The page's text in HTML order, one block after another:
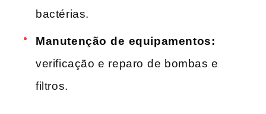
bactérias.
Manutenção ⁢de⁢ equipamentos:
verificação e reparo⁢ de bombas e
filtros.